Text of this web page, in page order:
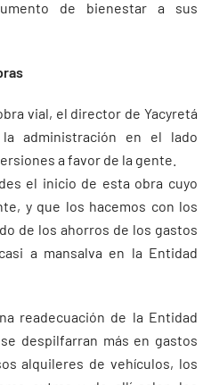
de bienestar a sus
vial, el director de Yacyretá
administración en el lado
a favor de la gente.
el inicio de esta obra cuyo
y que los hacemos con los
de los ahorros de los gastos
a mansalva en la Entidad
readecuación de la Entidad
despilfarran más en gastos
alquileres de vehículos, los